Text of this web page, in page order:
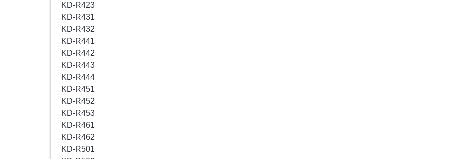
KD-R423
KD-R431
KD-R432
KD-R441
KD-R442
KD-R443
KD-R444
KD-R451
KD-R452
KD-R453
KD-R461
KD-R462
KD-R501